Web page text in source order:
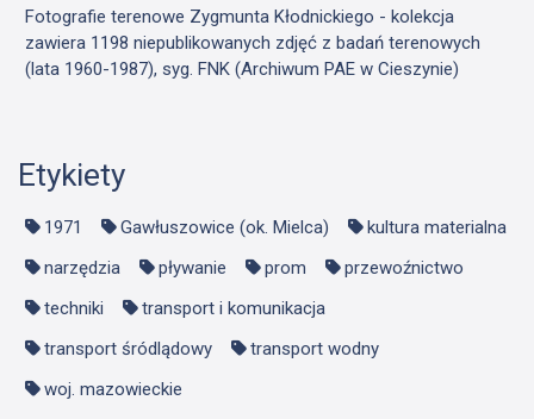
Fotografie terenowe Zygmunta Kłodnickiego - kolekcja
zawiera 1198 niepublikowanych zdjęć z badań terenowych
(lata 1960-1987), syg. FNK (Archiwum PAE w Cieszynie)
Etykiety
1971 Gawłuszowice (ok. Mielca)
kultura materialna
narzędzia
pływanie prom
przewoźnictwo
techniki
transport i komunikacja
transport śródlądowy
transport wodny
woj. mazowieckie